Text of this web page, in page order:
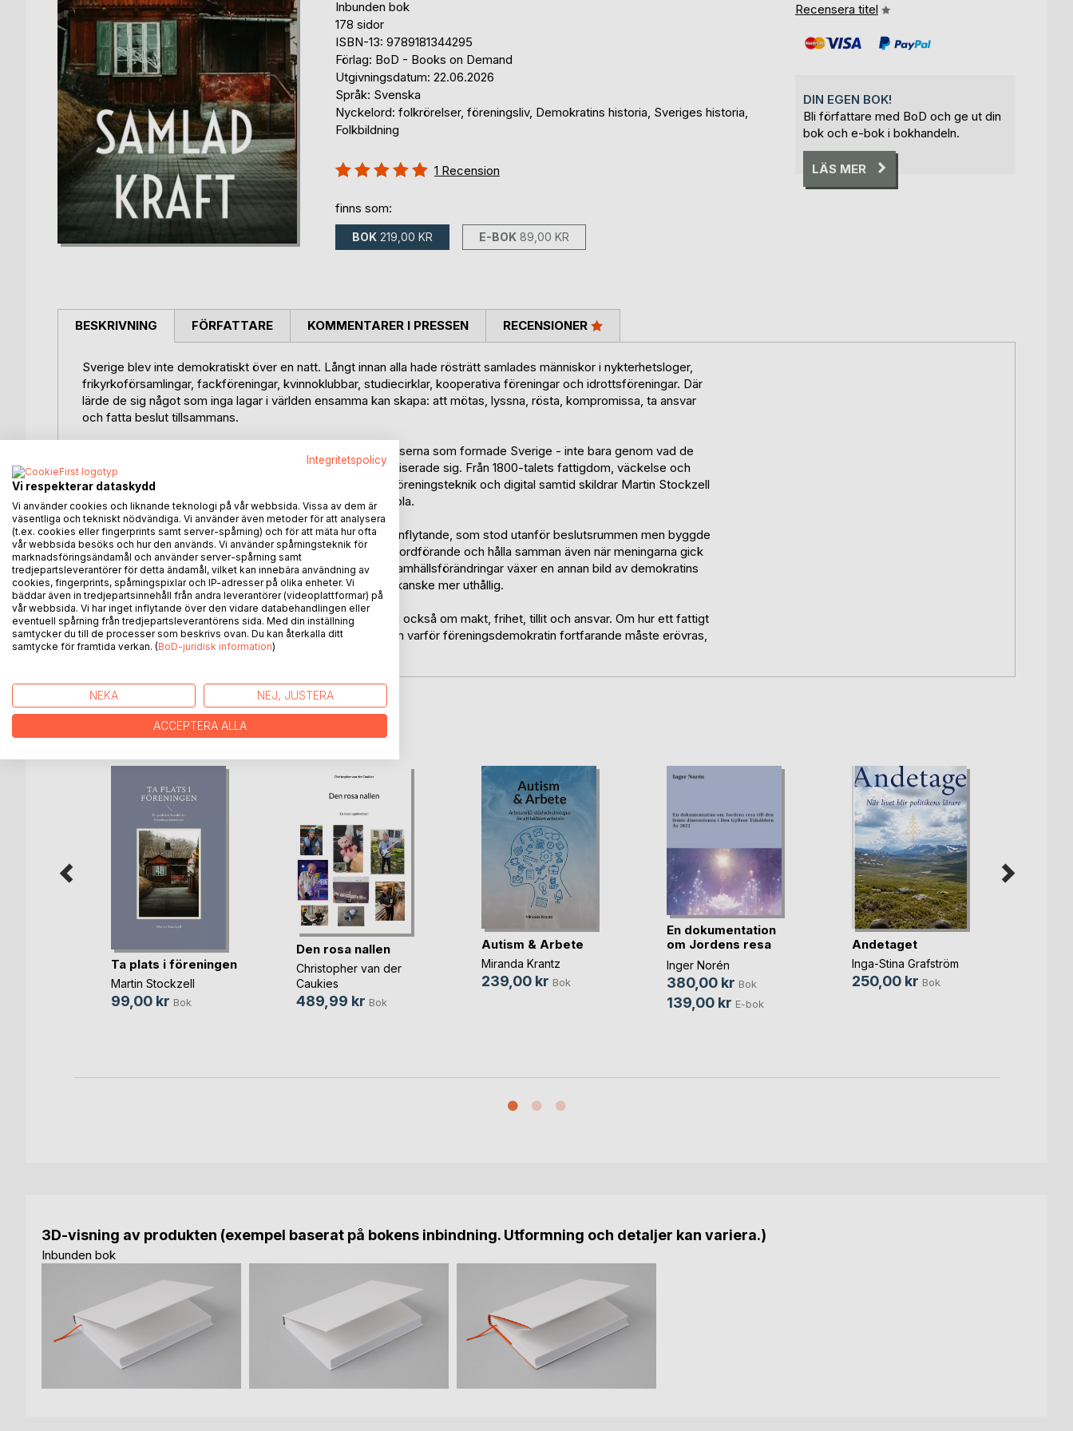
Inbunden bok
178 sidor
ISBN-13: 9789181344295
Förlag: BoD - Books on Demand
Utgivningsdatum: 22.06.2026
Språk: Svenska
Nyckelord: folkrörelser, föreningsliv, Demokratins historia, Sveriges historia,
Folkbildning
Betyg::
1 Recension
finns som:
BOK 219,00 KR E-BOK 89,00 KR
Recensera titel
DIN EGEN BOK!
Bli författare med BoD och ge ut din
bok och e-bok i bokhandeln.
LÄS MER
BESKRIVNING
Sverige blev inte demokratiskt över en natt. Långt innan alla hade rösträtt samlades människor i nykterhetsloger,
frikyrkoförsamlingar, fackföreningar, kvinnoklubbar, studiecirklar, kooperativa föreningar och idrottsföreningar. Där
lärde de sig något som inga lagar i världen ensamma kan skapa: att mötas, lyssna, rösta, kompromissa, ta ansvar
och fatta beslut tillsammans.
Samlad kraft är en populärhistorisk berättelse om folkrörelserna som formade Sverige - inte bara genom vad de
krävde, byggde och förändrade, utan genom hur de organiserade sig. Från 1800-talets fattigdom, väckelse och
nykterhetskamp till arbetarrörelse, folkbildning, folkhem, föreningsteknik och digital samtid skildrar Martin Stockzell
hur föreningen blev den svenska demokratins osynliga skola.
Här möter vi människor som saknade makt men skapade inflytande, som stod utanför beslutsrummen men byggde
egna, som lärde sig att läsa protokoll, skriva stadgar, välja ordförande och hålla samman även när meningarna gick
isär. I mötet mellan vardagligt föreningsarbete och stora samhällsförändringar växer en annan bild av demokratins
genombrott fram: mindre dramatisk än revolutionen, men kanske mer uthållig.
Det är en bok om protokoll, dagordningar och möten. Men också om makt, frihet, tillit och ansvar. Om hur ett fattigt
och ojämlikt land steg för steg lärde sig självstyre. Och om varför föreningsdemokratin fortfarande måste erövras,
övas och läras på nytt av varje generation.
FÖRFATTARE KOMMENTARER I PRESSEN RECENSIONER
ANDRA TITLAR HOSBoD
Ta plats i föreningen
Martin Stockzell
99,00 kr Bok
Den rosa nallen
Christopher van der
Caukies
489,99 kr Bok
Autism & Arbete
Miranda Krantz
239,00 kr Bok
En dokumentation
om Jordens resa
t(...)
Inger Norén
380,00 kr Bok
139,00 kr E-bok
Andetaget
Inga-Stina Grafström
250,00 kr Bok
3D-visning av produkten (exempel baserat på bokens inbindning. Utformning och detaljer kan variera.)
Inbunden bok
Integritetspolicy
Vi respekterar dataskydd
Vi använder cookies och liknande teknologi på vår webbsida. Vissa av dem är
väsentliga och tekniskt nödvändiga. Vi använder även metoder för att analysera
(t.ex. cookies eller fingerprints samt server-spårning) och för att mäta hur ofta
vår webbsida besöks och hur den används. Vi använder spårningsteknik för
marknadsföringsändamål och använder server-spårning samt
tredjepartsleverantörer för detta ändamål, vilket kan innebära användning av
cookies, fingerprints, spårningspixlar och IP-adresser på olika enheter. Vi
bäddar även in tredjepartsinnehåll från andra leverantörer (videoplattformar) på
vår webbsida. Vi har inget inflytande över den vidare databehandlingen eller
eventuell spårning från tredjepartsleverantörens sida. Med din inställning
samtycker du till de processer som beskrivs ovan. Du kan återkalla ditt
samtycke för framtida verkan. (BoD-juridisk information)
NEKA NEJ, JUSTERA
ACCEPTERA ALLA